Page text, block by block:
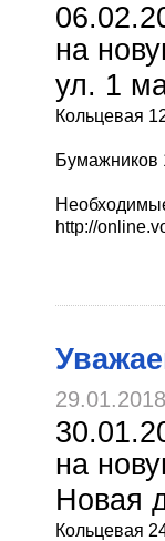
на
ул. 1
Кольцевая
Бумажников
http://
29.01.2018
на
Новая
Кольцевая